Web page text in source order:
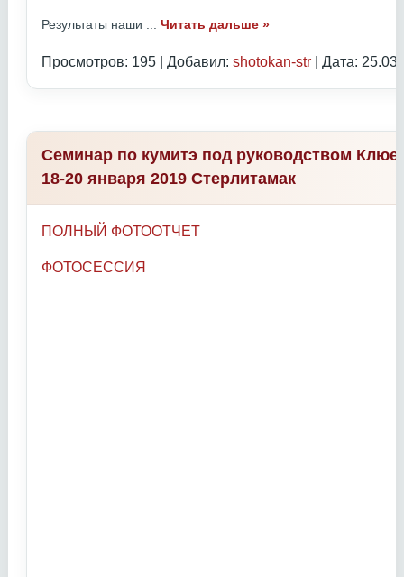
Результаты наши Читать дальше »
Просмотров: 195 | Добавил: shotokan-str | Дата:
Семинар по кумитэ под руководством
18-20 января 2019 Стерлитамак
ПОЛНЫЙ ФОТООТЧЕТ
ФОТОСЕССИЯ